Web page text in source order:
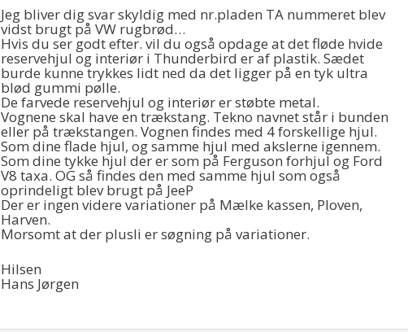
Jeg bliver dig svar skyldig med nr.pladen TA nummeret blev
vidst brugt på VW rugbrød…
Hvis du ser godt efter. vil du også opdage at det fløde hvide
reservehjul og interiør i Thunderbird er af plastik. Sædet
burde kunne trykkes lidt ned da det ligger på en tyk ultra
blød gummi pølle.
De farvede reservehjul og interiør er støbte metal.
Vognene skal have en trækstang. Tekno navnet står i bunden
eller på trækstangen. Vognen findes med 4 forskellige hjul.
Som dine flade hjul, og samme hjul med akslerne igennem.
Som dine tykke hjul der er som på Ferguson forhjul og Ford
V8 taxa. OG så findes den med samme hjul som også
oprindeligt blev brugt på JeeP
Der er ingen videre variationer på Mælke kassen, Ploven,
Harven.
Morsomt at der plusli er søgning på variationer.
Hilsen
Hans Jørgen